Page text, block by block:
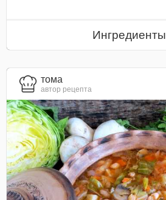
Ингредиенты
тома
автор рецепта